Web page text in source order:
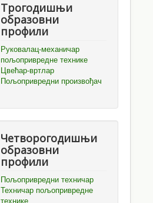
Трогодишњи
образовни
профили
Руковалац-механичар
пољопривредне технике
Цвећар-вртлар
Пољопривредни произвођач
Четворогодишњи
образовни
профили
Пољопривредни техничар
Техничар пољопривредне
технике